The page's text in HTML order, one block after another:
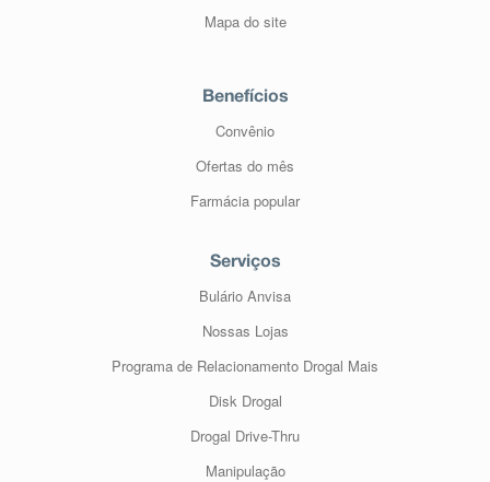
Mapa do site
Benefícios
Convênio
Ofertas do mês
Farmácia popular
Serviços
Bulário Anvisa
Nossas Lojas
Programa de Relacionamento Drogal Mais
Disk Drogal
Drogal Drive-Thru
Manipulação